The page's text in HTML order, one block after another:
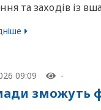
та заходів із
09:09 -
зможуть